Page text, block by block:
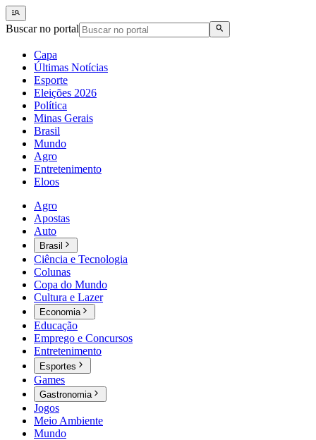
Buscar no portal
Capa
Últimas Notícias
Esporte
Eleições 2026
Política
Minas Gerais
Brasil
Mundo
Agro
Entretenimento
Eloos
Agro
Apostas
Auto
Brasil
Ciência e Tecnologia
Colunas
Copa do Mundo
Cultura e Lazer
Economia
Educação
Emprego e Concursos
Entretenimento
Esportes
Games
Gastronomia
Jogos
Meio Ambiente
Mundo